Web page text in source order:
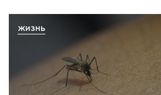
ЖИЗНЬ